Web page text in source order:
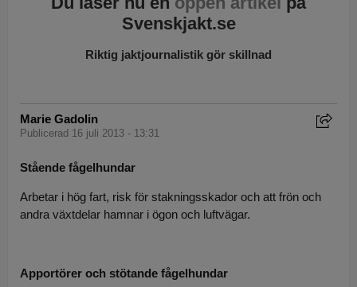
Svenskjakt.se
Riktig jaktjournalistik gör skillnad
Marie Gadolin
Publicerad 16 juli 2013 - 13:31
Stående fågelhundar
Arbetar i hög fart, risk för stakningsskador och att frön och
andra växtdelar hamnar i ögon och luftvägar.
Apportörer och stötande fågelhundar